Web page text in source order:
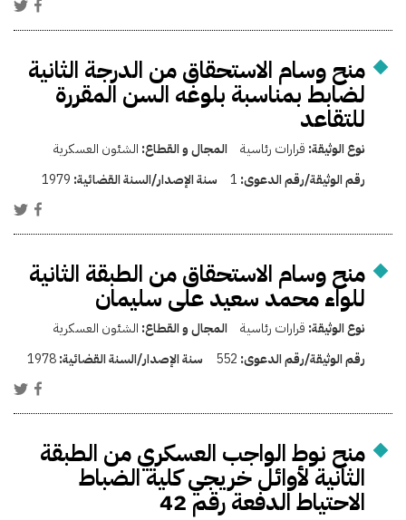
منح وسام الاستحقاق من الدرجة الثانية
لضابط بمناسبة بلوغه السن المقررة
للتقاعد
نوع الوثيقة: قرارات رئاسية المجال و القطاع: الشئون العسكرية
رقم الوثيقة/رقم الدعوى: 1 سنة الإصدار/السنة القضائية: 1979
منح وسام الاستحقاق من الطبقة الثانية
للواء محمد سعيد على سليمان
نوع الوثيقة: قرارات رئاسية المجال و القطاع: الشئون العسكرية
رقم الوثيقة/رقم الدعوى: 552 سنة الإصدار/السنة القضائية:1978
منح نوط الواجب العسكري من الطبقة
الثانية لأوائل خريجي كلية الضباط
الاحتياط الدفعة رقم 42